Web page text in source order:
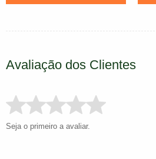
Avaliação dos Clientes
Seja o primeiro a avaliar.